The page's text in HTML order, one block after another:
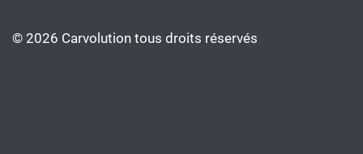
© 2026 Carvolution tous droits réservés